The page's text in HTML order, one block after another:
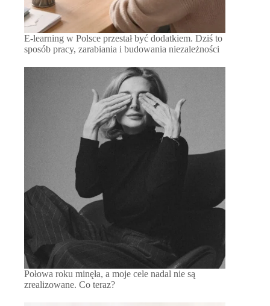
E-learning w Polsce przestał być dodatkiem. Dziś to
sposób pracy, zarabiania i budowania niezależności
Połowa roku minęła, a moje cele nadal nie są
zrealizowane. Co teraz?